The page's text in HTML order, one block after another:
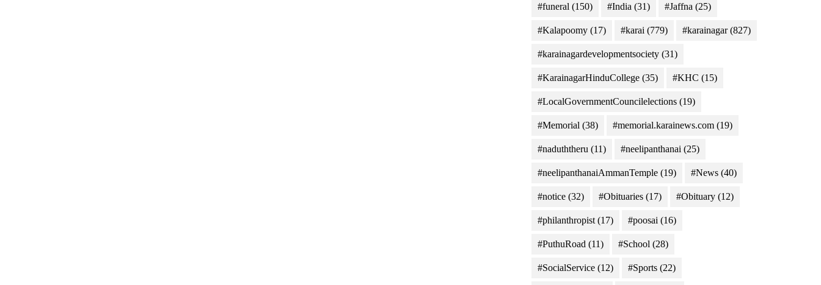
#funeral (150) #India (31) #Jaffna (25)
#Kalapoomy(17) #karai (779) #karainagar(827)
#karainagardevelopmentsociety(31)
#KarainagarHinduCollege(35) #KHC (15)
#LocalGovernmentCouncilelections(19)
#Memorial (38) #memorial.karainews.com(19)
#naduththeru (11) #neelipanthanai (25)
#neelipanthanaiAmmanTemple(19) #News(40)
#notice(32) #Obituaries(17) #Obituary(12)
#philanthropist(17) #poosai (16)
#PuthuRoad (11) #School (28)
#SocialService(12) #Sports(22)